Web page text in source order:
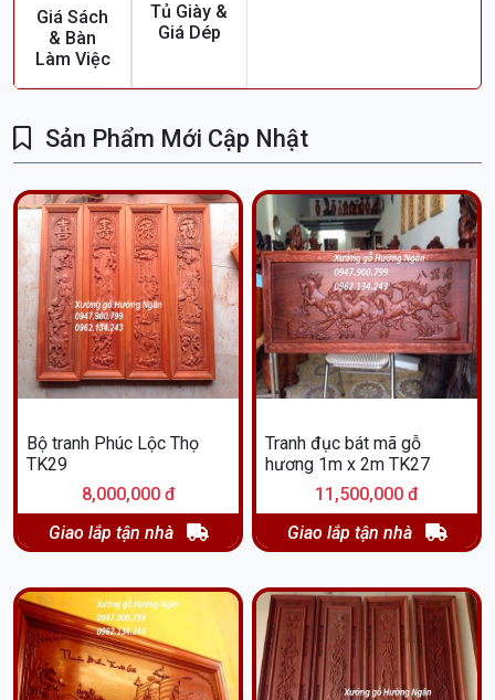
Giá Sách
& Bàn
Làm Việc
Tủ Giày &
Giá Dép
Sản Phẩm Mới Cập Nhật
Bộ tranh Phúc Lộc Thọ
TK29
8,000,000 đ
Giao lắp tận nhà
Tranh đục bát mã gỗ
hương 1m x 2m TK27
11,500,000 đ
Giao lắp tận nhà